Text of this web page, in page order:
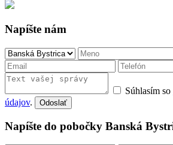
Napíšte nám
Súhlasím so
údajov. Odoslať
Napíšte do pobočky Banská